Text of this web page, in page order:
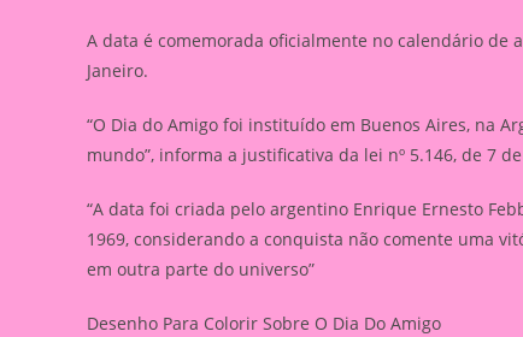
A data é comemorada oficialmente no calendário de
Janeiro.
“O Dia do Amigo foi instituído em Buenos Aires, na
mundo”, informa a justificativa da lei nº 5.146, de 7
“A data foi criada pelo argentino Enrique Ernesto
1969, considerando a conquista não comente uma
em outra parte do universo”
Desenho Para Colorir Sobre O Dia Do Amigo